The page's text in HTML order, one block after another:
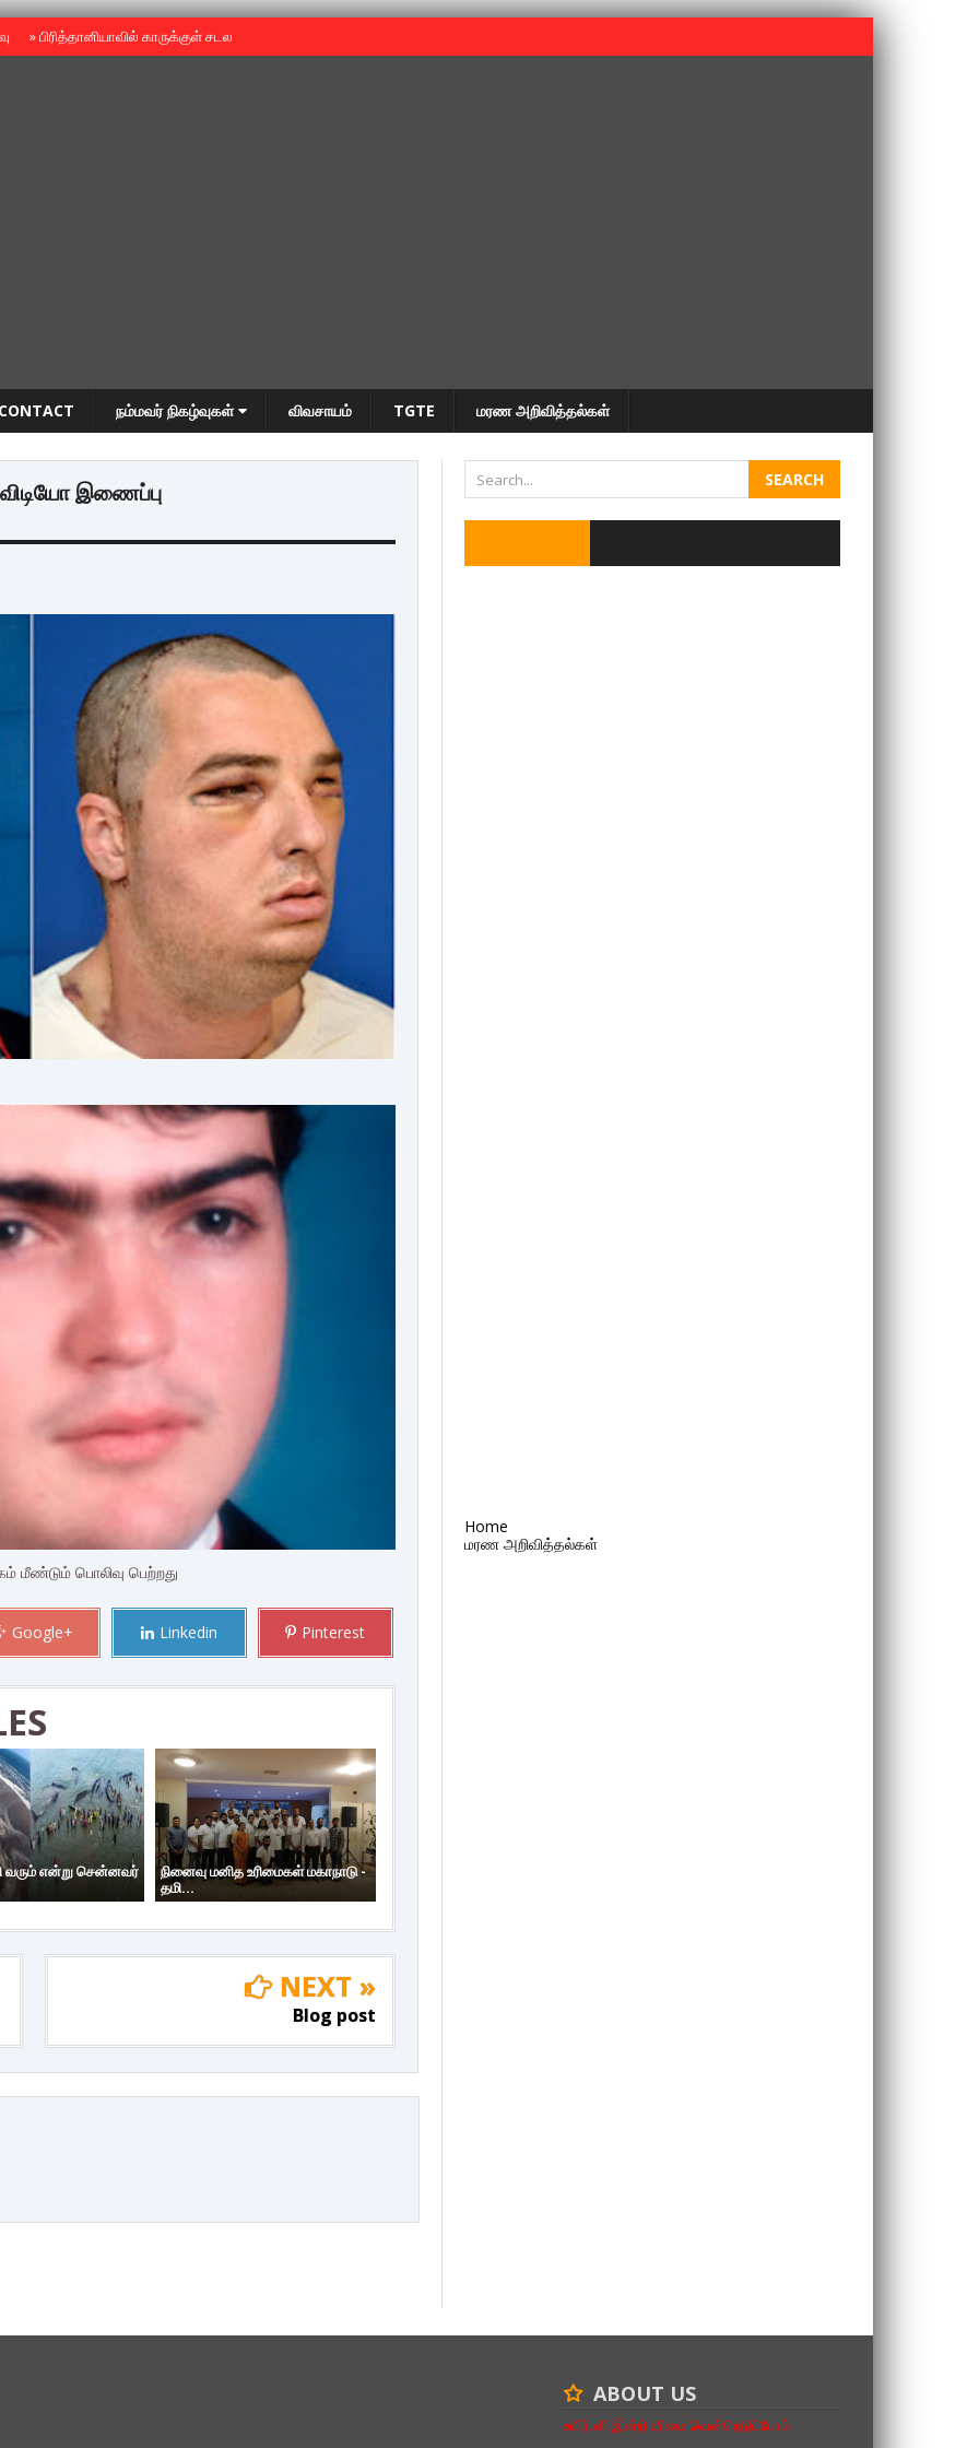
»பிரித்தானியாவில் காருக்குள் சடலம் -தமிழருடையதா ?
CONTACT நம்மவர் நிகழ்வுகள் விவசாயம் TGTE மரண அறிவித்தல்கள்
விடியோ இணைப்பு
மீண்டும் பொலிவு பெற்றது
Google+ Linkedin Pinterest
வரும் என்று சென்னவர்
நினைவு மனித உரிமைகள் மகாநாடு -
தமி...
NEXT »
Blog post
Home
மரண அறிவித்தல்கள்
ABOUT US
உயிர்பலி இன்றி உரிமை வென்றெடுப்போம்